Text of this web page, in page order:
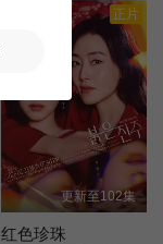
正片
更新至102集
红色珍珠